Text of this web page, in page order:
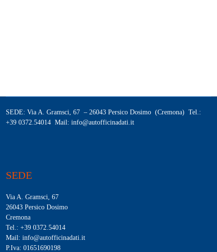
SEDE: Via A. Gramsci, 67 – 26043 Persico Dosimo (Cremona) Tel.:
+39 0372.54014 Mail: info@autofficinadati.it
SEDE
Via A. Gramsci, 67
26043 Persico Dosimo
Cremona
Tel.: +39 0372.54014
Mail: info@autofficinadati.it
P.Iva: 01651690198